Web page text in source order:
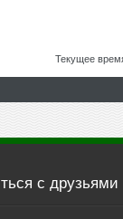
Текущее
с друзьями